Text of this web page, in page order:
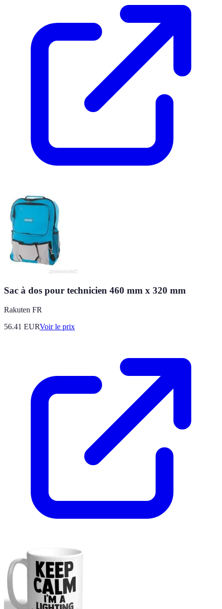
Sac à dos pour technicien 460 mm x 320 mm
Rakuten FR
56.41 EURVoir le prix